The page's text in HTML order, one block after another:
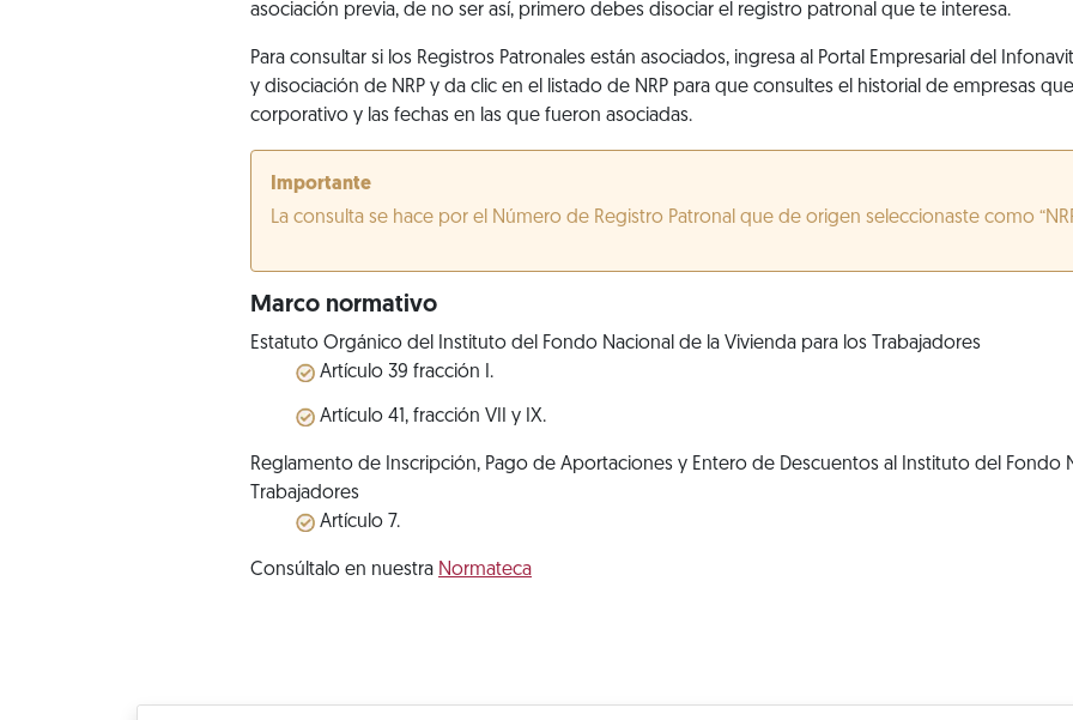
asociación previa, de no ser así, primero debes disociar el registro patronal que te interesa.
Para consultar si los Registros Patronales están asociados, ingresa al Portal Empresarial del
y disociación de NRP y da clic en el listado de NRP para que consultes el historial de empresas
corporativo y las fechas en las que fueron asociadas.
Importante
La consulta se hace por el Número de Registro Patronal que de origen seleccionaste como
Marco normativo
Estatuto Orgánico del Instituto del Fondo Nacional de la Vivienda para los Trabajadores
Artículo 39 fracción I.
Artículo 41, fracción VII y IX.
Reglamento de Inscripción, Pago de Aportaciones y Entero de Descuentos al Instituto del Fondo
Trabajadores
Artículo 7.
Consúltalo en nuestra Normateca